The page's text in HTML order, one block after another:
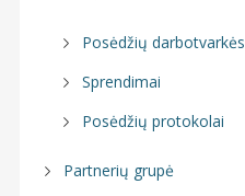
Posėdžių darbotvarkės
Sprendimai
Posėdžių protokolai
Partnerių grupė